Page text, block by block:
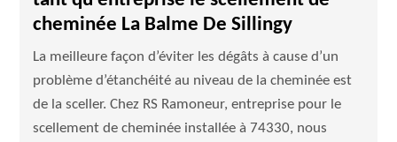
cheminée La Balme De Sillingy
La meilleure façon d’éviter les dégâts à cause d’un
problème d’étanchéité au niveau de la cheminée est
de la sceller. Chez RS Ramoneur, entreprise pour le
scellement de cheminée installée à 74330, nous